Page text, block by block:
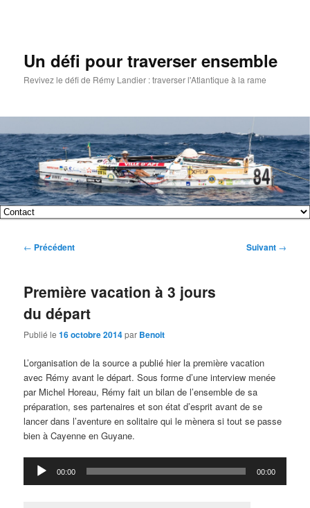
Un défi pour traverser ensemble
Revivez le défi de Rémy Landier : traverser l'Atlantique à la rame
Menu
Aller
au
principal
Aller
au
secondaire
Navigation
← Précédent Suivant →
Première vacation à 3 jours
du départ
Publié le16 octobre 2014par Benoit
L’organisation de la source a publié hier la première vacation
avec Rémy avant le départ. Sous forme d’une interview menée
par Michel Horeau, Rémy fait un bilan de l’ensemble de sa
préparation, ses partenaires et son état d’esprit avant de se
lancer dans l’aventure en solitaire qui le mènera si tout se passe
bien à Cayenne en Guyane.
Lecteur
audio
00:00 00:00